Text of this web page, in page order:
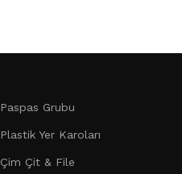
Paspas Grubu
Plastik Yer Karoları
Çim Çit & File